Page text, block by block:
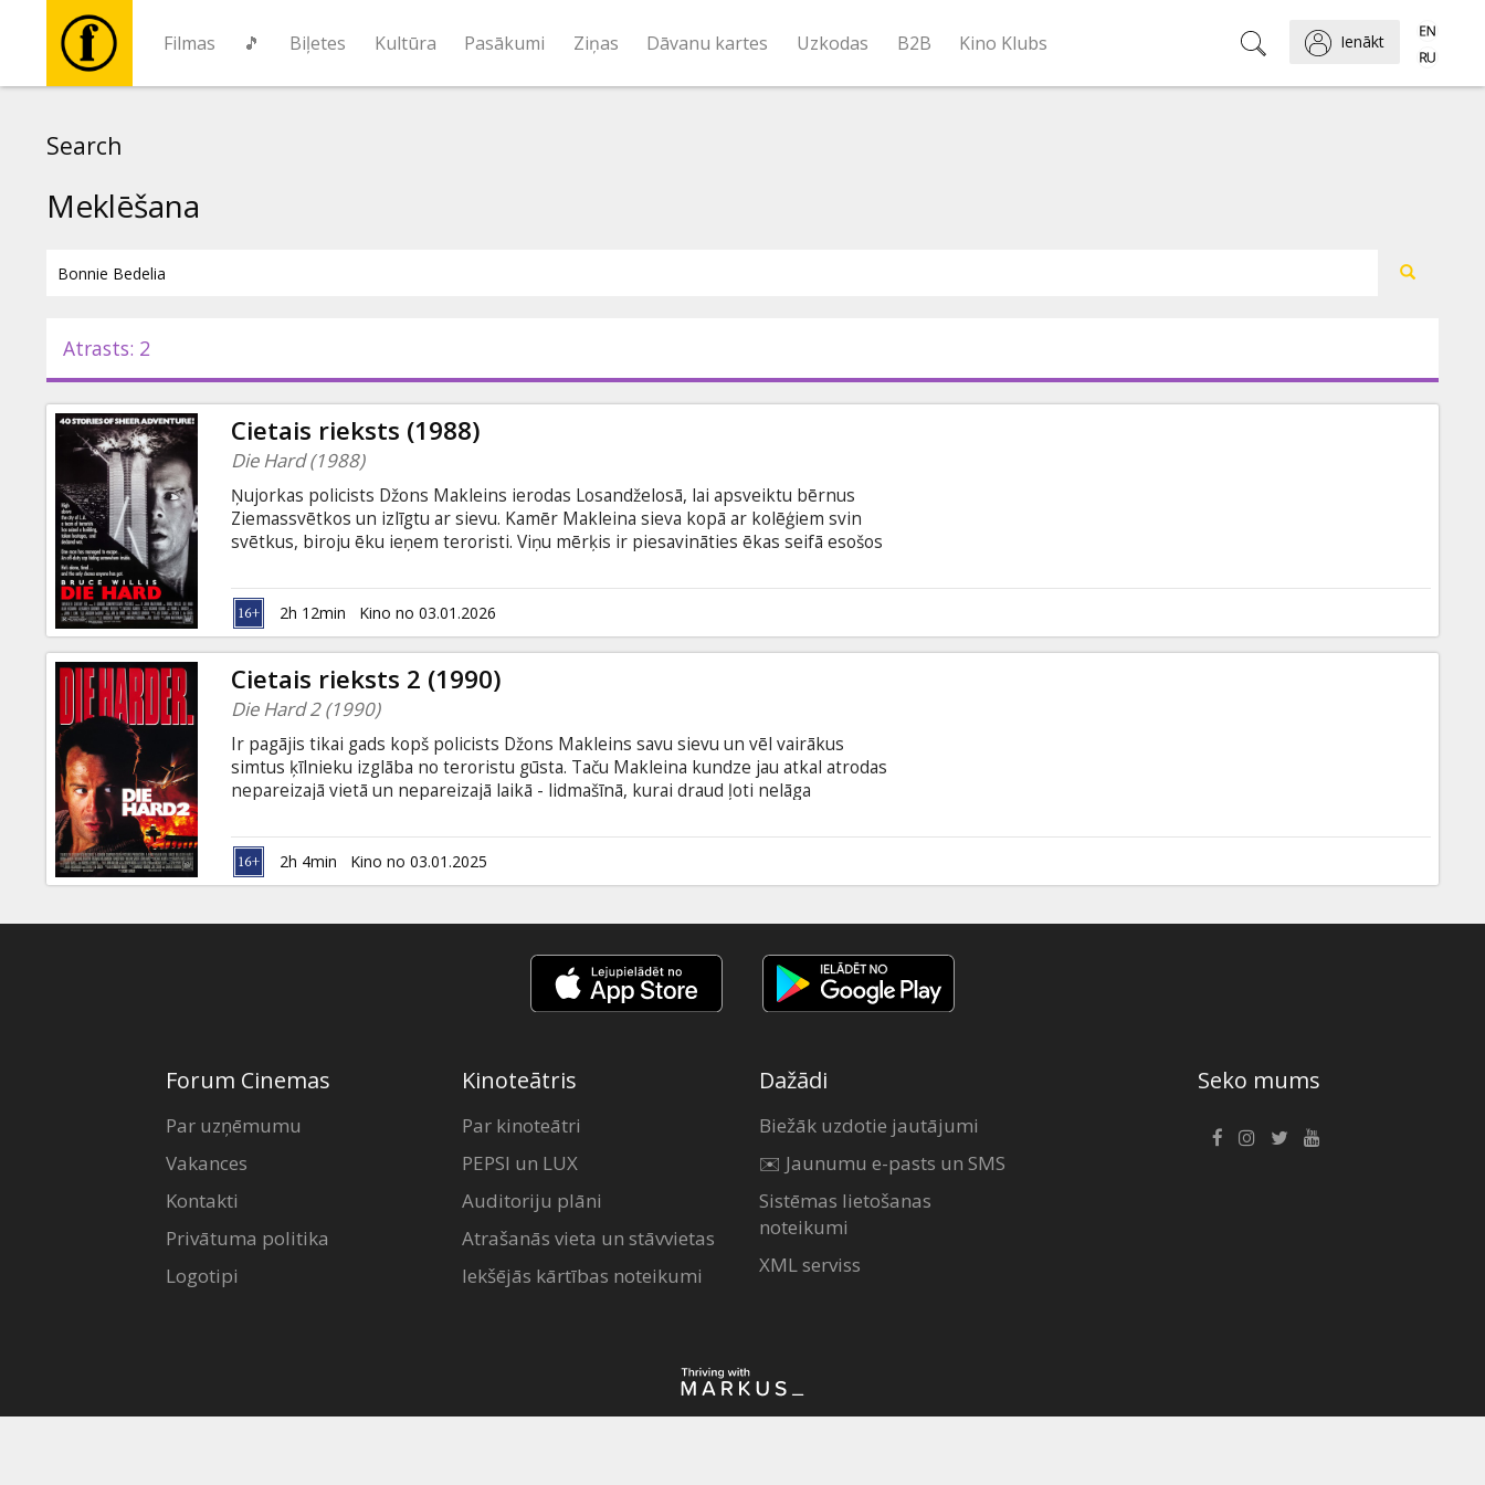
Filmas 🎵 Biļetes Kultūra Pasākumi Ziņas Dāvanu kartes Uzkodas B2B Kino Klubs Ienākt
Pasākumi
Ziņas
Dāvanu
kartes
Uzkodas
B2B
Kino
Klubs
Search
Meklēšana
Atrasts: 2
Cietais rieksts (1988)
Die Hard (1988)
Ņujorkas policists Džons Makleins ierodas Losandželosā, lai apsveiktu bērnus
Ziemassvētkos un izlīgtu ar sievu. Kamēr Makleina sieva kopā ar kolēģiem svin
svētkus, biroju ēku ieņem teroristi. Viņu mērķis ir piesavināties ēkas seifā esošos
nolemj atbrīvot pats saviem spēkiem. Tiesa, viņš ir viens, bet teroristi -
divpadsmit. Tomēr Makleins nedomā padoties, jo viņš taču ir... ciets rieksts! Filma
angļu valodā ar subtitriem latviešu un krievu valodā.
2h 12min Kino no 03.01.2026
Cietais rieksts 2 (1990)
Die Hard 2 (1990)
Ir pagājis tikai gads kopš policists Džons Makleins savu sievu un vēl vairākus
simtus ķīlnieku izglāba no teroristu gūsta. Taču Makleina kundze jau atkal atrodas
nepareizajā vietā un nepareizajā laikā - lidmašīnā, kurai draud ļoti nelāga
narkotiku karali, kuru Amerikā gaida tiesa, sagrābj lidostas vadības pulti savās
rokās. Lidmašīnas vairs nevar nolaisties, tāpēc Džonam ir jāpagūst tikt galā ar
teroristiem pirms lidaparātiem izbeigusies degviela. Filma angļu valodā ar
2h 4min Kino no 03.01.2025
Forum Cinemas
Par uzņēmumu
Vakances
Kontakti
Privātuma politika
Logotipi
Kinoteātris
Par kinoteātri
PEPSI un LUX
Auditoriju plāni
Atrašanās vieta un stāvvietas
Iekšējās kārtības noteikumi
Dažādi
Biežāk uzdotie jautājumi
✉️ Jaunumu e-pasts un SMS
Sistēmas lietošanas
noteikumi
XML serviss
Seko mums